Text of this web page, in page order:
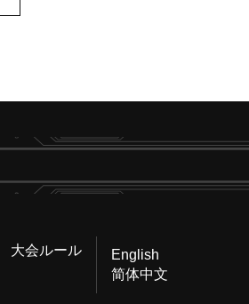
大会ルール
English
简体中文